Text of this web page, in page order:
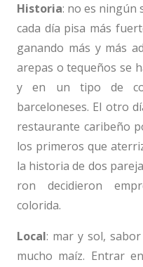
Historia: no es ningún
cada día pisa más
ganando más y más
arepas o tequeños se
y en un tipo de
barceloneses. El otro
restaurante caribeño
los primeros que
la historia de dos
ron decidieron
colorida.
Local: mar y sol,
mucho maíz. Entrar